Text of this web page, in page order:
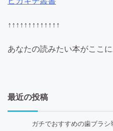
↑↑↑↑↑↑↑↑↑↑↑↑↑
あなたの読みたい本がここに
最近の投稿
ガチでおすすめの歯ブラシ